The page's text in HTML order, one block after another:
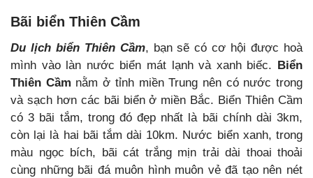
Bãi biển Thiên Cầm
Du lịch biển Thiên Cầm, bạn sẽ có cơ hội được hoà
mình vào làn nước biển mát lạnh và xanh biếc. Biển
Thiên Cầm nằm ở tỉnh miền Trung nên có nước trong
và sạch hơn các bãi biển ở miền Bắc. Biển Thiên Cầm
có 3 bãi tắm, trong đó đẹp nhất là bãi chính dài 3km,
còn lại là hai bãi tắm dài 10km. Nước biển xanh, trong
màu ngọc bích, bãi cát trắng mịn trải dài thoai thoải
cùng những bãi đá muôn hình muôn vẻ đã tạo nên nét